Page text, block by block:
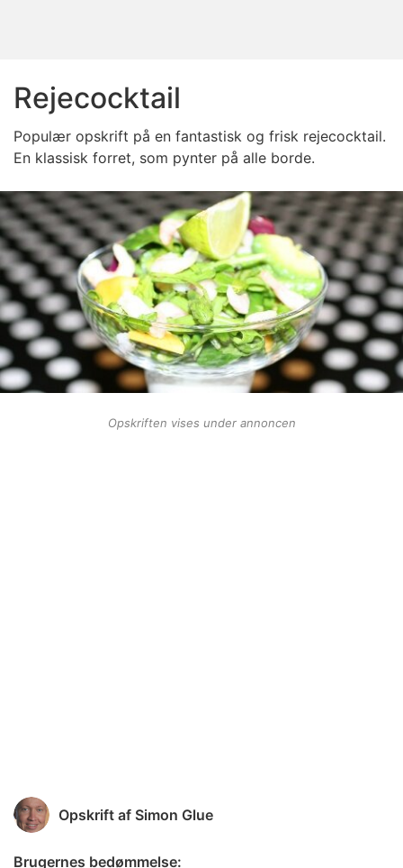
Rejecocktail
Populær opskrift på en fantastisk og frisk rejecocktail.
En klassisk forret, som pynter på alle borde.
Opskriften vises under annoncen
Opskrift af Simon Glue
Brugernes bedømmelse: